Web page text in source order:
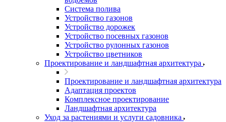
Система полива
Устройство газонов
Устройство дорожек
Устройство посевных газонов
Устройство рулонных газонов
Устройство цветников
Проектирование и ландшафтная архитектура
Проектирование и ландшафтная архитектура
Адаптация проектов
Комплексное проектирование
Ландшафтная архитектура
Уход за растениями и услуги садовника